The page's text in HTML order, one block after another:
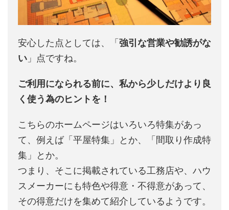
安心した点としては、「強引な営業や勧誘がな
い 」点ですね。
ご利用になられる前に、私から少しだけより良
く使う為のヒントを！
こちらのホームページはいろいろ特集があっ
て、例えば「平屋特集」とか、「間取り作成特
集」とか。
つまり、そこに掲載されている工務店や、ハウ
スメーカーにも特色や得意・不得意があって、
その得意だけを集めて紹介しているようです。